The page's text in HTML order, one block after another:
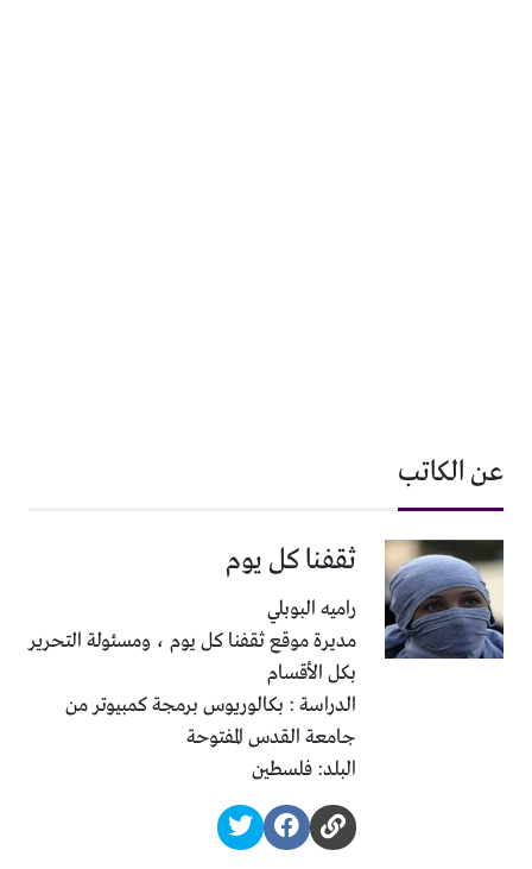
عن الكاتب
ثقفنا كل يوم
راميه البوبلي
مديرة موقع ثقفنا كل يوم ، ومسئولة التحرير
بكل الأقسام
الدراسة : بكالوريوس برمجة كمبيوتر من
جامعة القدس المفتوحة
البلد: فلسطين